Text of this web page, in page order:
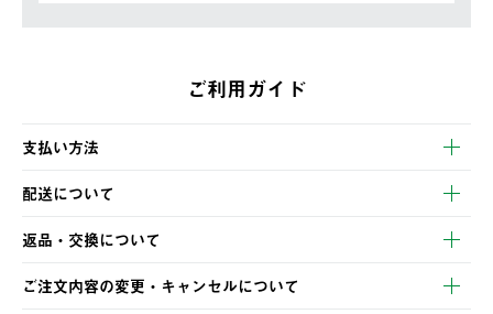
ご利用ガイド
支払い方法
以下のいずれかの方法でお支払いいただけます。
・クレジットカード決済
・コンビニ決済
・Pay-easy決済
配送について
【発送スケジュール】
ご注文・ご入金完了より2営業日以内に商品を発送いたします。
土日祝の発送はございませんので、木曜日以降のご注文は週明け
の発送となる場合がございます。
返品・交換について
※お客様都合の場合
ご注文内容の変更・キャンセルについて